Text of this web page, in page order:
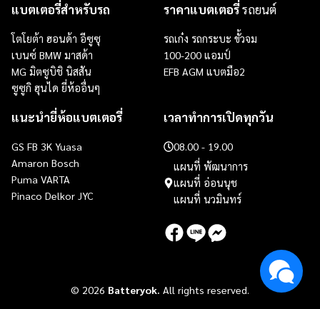
แบตเตอรี่สำหรับรถ
โตโยต้า ฮอนด้า อีซูซุ
เบนซ์ BMW มาสด้า
MG มิตซูบิชิ นิสสัน
ซูซูกิ ฮุนได ยี่ห้ออื่นๆ
ราคาแบตเตอรี่รถยนต์
รถเก๋ง รถกระบะ ขั้วจม
100-200 แอมป์
EFB AGM แบตมือ2
แนะนำยี่ห้อแบตเตอรี่
GS FB 3K Yuasa
Amaron Bosch
Puma VARTA
Pinaco Delkor JYC
เวลาทำการเปิดทุกวัน
08.00 - 19.00
แผนที่ พัฒนาการ
แผนที่ อ่อนนุช
แผนที่ นวมินทร์
© 2026 Batteryok. All rights reserved.